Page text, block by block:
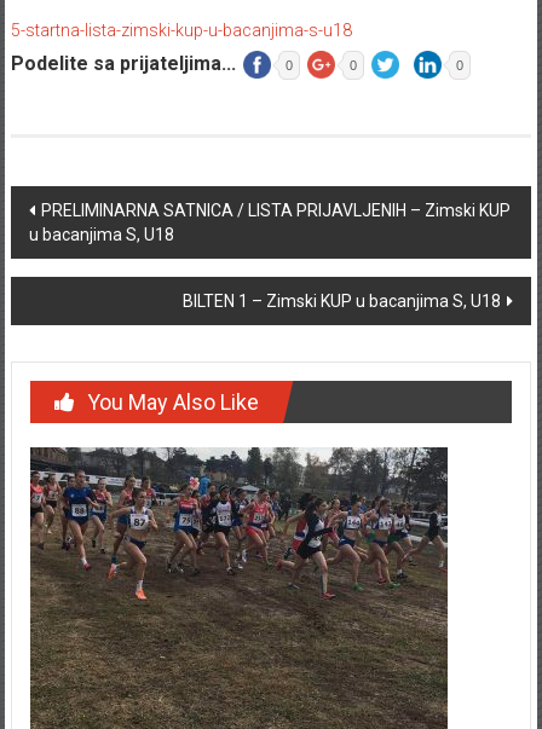
5-startna-lista-zimski-kup-u-bacanjima-s-u18
Podelite sa prijateljima... 0 0 0
Post navigation
PRELIMINARNA SATNICA / LISTA PRIJAVLJENIH – Zimski KUP
u bacanjima S, U18
BILTEN 1 – Zimski KUP u bacanjima S, U18
You May Also Like